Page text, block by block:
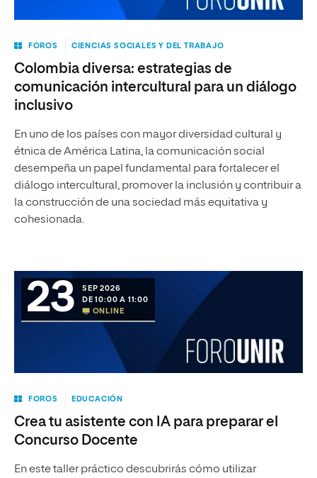
FOROS CIENCIAS SOCIALES Y DEL TRABAJO
Colombia diversa: estrategias de
comunicación intercultural para un diálogo
inclusivo
En uno de los países con mayor diversidad cultural y
étnica de América Latina, la comunicación social
desempeña un papel fundamental para fortalecer el
diálogo intercultural, promover la inclusión y contribuir a
la construcción de una sociedad más equitativa y
cohesionada.
23
SEP 2026
DE 10:00 A 11:00
ONLINE
FOROS EDUCACIÓN
Crea tu asistente con IA para preparar el
Concurso Docente
En este taller práctico descubrirás cómo utilizar